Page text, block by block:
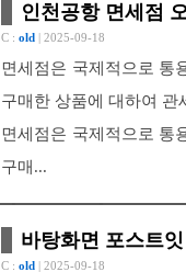
인천공항 면세점
C : old | 2025-09-18
면세점은 국제적으로 통
구매한 상품에 대하여 관
면세점은 국제적으로 통
구매...
바탕화면 포스트
C : old | 2025-09-18